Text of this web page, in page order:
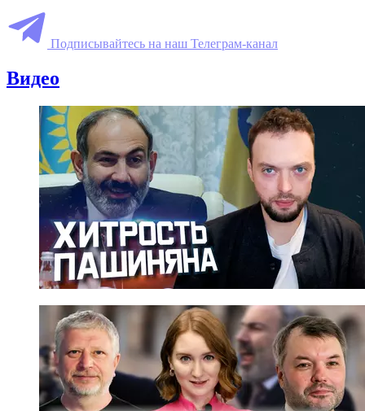
Подписывайтесь на наш Телеграм-канал
Видео